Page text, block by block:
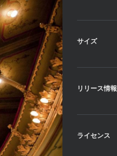
サイズ
リリース情報
ライセンス